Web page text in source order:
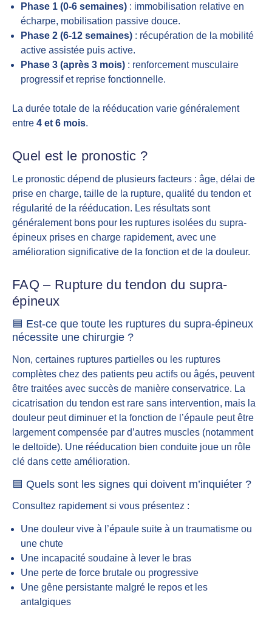
Phase 1 (0-6 semaines): immobilisation relative en
écharpe, mobilisation passive douce.
Phase 2 (6-12 semaines): récupération de la mobilité
active assistée puis active.
Phase 3 (après 3 mois): renforcement musculaire
progressif et reprise fonctionnelle.
La durée totale de la rééducation varie généralement
entre 4 et 6 mois.
Quel est le pronostic ?
Le pronostic dépend de plusieurs facteurs : âge, délai de
prise en charge, taille de la rupture, qualité du tendon et
régularité de la rééducation. Les résultats sont
généralement bons pour les ruptures isolées du supra-
épineux prises en charge rapidement, avec une
amélioration significative de la fonction et de la douleur.
FAQ – Rupture du tendon du supra-
épineux
🟦 Est-ce que toute les ruptures du supra-épineux
nécessite une chirurgie ?
Non, certaines ruptures partielles ou les ruptures
complètes chez des patients peu actifs ou âgés, peuvent
être traitées avec succès de manière conservatrice. La
cicatrisation du tendon est rare sans intervention, mais la
douleur peut diminuer et la fonction de l’épaule peut être
largement compensée par d’autres muscles (notamment
le deltoïde). Une rééducation bien conduite joue un rôle
clé dans cette amélioration.
🟦 Quels sont les signes qui doivent m’inquiéter ?
Consultez rapidement si vous présentez :
Une douleur vive à l’épaule suite à un traumatisme ou
une chute
Une incapacité soudaine à lever le bras
Une perte de force brutale ou progressive
Une gêne persistante malgré le repos et les
antalgiques